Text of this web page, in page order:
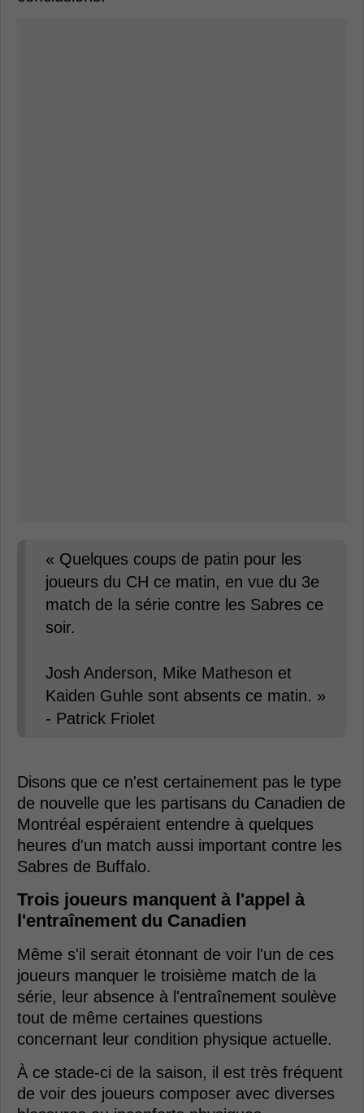
« Quelques coups de patin pour les
joueurs du CH ce matin, en vue du 3e
match de la série contre les Sabres ce
soir.
Josh Anderson, Mike Matheson et
Kaiden Guhle sont absents ce matin. »
- Patrick Friolet
Disons que ce n'est certainement pas le type
de nouvelle que les partisans du Canadien de
Montréal espéraient entendre à quelques
heures d'un match aussi important contre les
Sabres de Buffalo.
Trois joueurs manquent à l'appel à
l'entraînement du Canadien
Même s'il serait étonnant de voir l'un de ces
joueurs manquer le troisième match de la
série, leur absence à l'entraînement soulève
tout de même certaines questions
concernant leur condition physique actuelle.
À ce stade-ci de la saison, il est très fréquent
de voir des joueurs composer avec diverses